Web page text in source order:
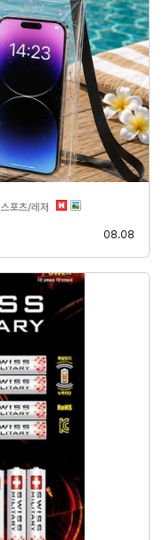
스포츠/레저 분류
08.08